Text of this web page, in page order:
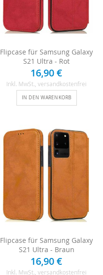
Flipcase für Samsung Galaxy
S21 Ultra - Rot
16,90 €
Inkl. MwSt. , versandkostenfrei
IN DEN WARENKORB
Flipcase für Samsung Galaxy
S21 Ultra - Braun
16,90 €
Inkl. MwSt. , versandkostenfrei